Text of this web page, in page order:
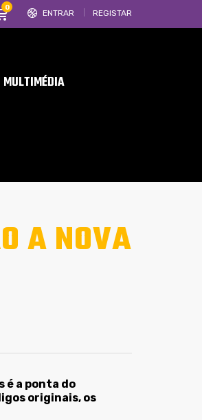
ENTRAR REGISTAR
0
MULTIMÉDIA
A NOVA
é a ponta do
originais, os